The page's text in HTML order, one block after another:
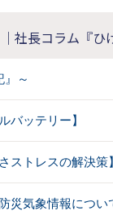
社長コラム『ひ
』～
バッテリー】
ストレスの解決策】
災気象情報につい